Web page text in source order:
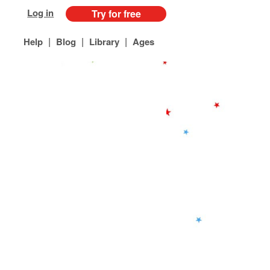
Log in Try for free
Help | Blog | Library | Ages